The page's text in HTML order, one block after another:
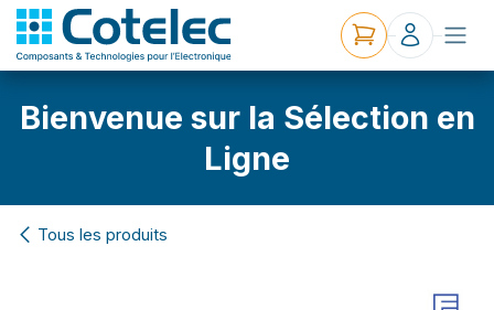
Bienvenue sur la Sélection en
Ligne
Tous les produits